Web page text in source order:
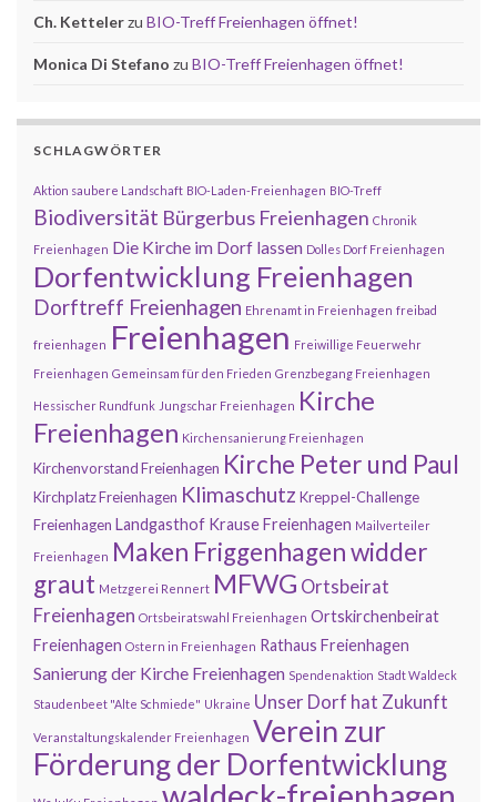
Ch. Kettelerzu BIO-Treff Freienhagen öffnet!
Monica Di Stefano zu BIO-Treff Freienhagen öffnet!
SCHLAGWÖRTER
Aktion saubere Landschaft BIO-Laden-Freienhagen BIO-Treff
Biodiversität Bürgerbus Freienhagen Chronik
Freienhagen Die Kirche im Dorf lassen Dolles Dorf Freienhagen
Dorfentwicklung Freienhagen
Dorftreff Freienhagen Ehrenamt in Freienhagen freibad
freienhagen Freienhagen Freiwillige Feuerwehr
Freienhagen Gemeinsam für den Frieden Grenzbegang Freienhagen
Hessischer Rundfunk Jungschar Freienhagen Kirche
Freienhagen Kirchensanierung Freienhagen
Kirchenvorstand Freienhagen Kirche Peter und Paul
Kirchplatz Freienhagen Klimaschutz Kreppel-Challenge
Freienhagen Landgasthof Krause Freienhagen Mailverteiler
Freienhagen Maken Friggenhagen widder
graut Metzgerei Rennert MFWG Ortsbeirat
Freienhagen Ortsbeiratswahl Freienhagen Ortskirchenbeirat
Freienhagen Ostern in Freienhagen Rathaus Freienhagen
Sanierung der Kirche Freienhagen Spendenaktion Stadt Waldeck
Staudenbeet "Alte Schmiede" Ukraine Unser Dorf hat Zukunft
Veranstaltungskalender Freienhagen Verein zur
Förderung der Dorfentwicklung